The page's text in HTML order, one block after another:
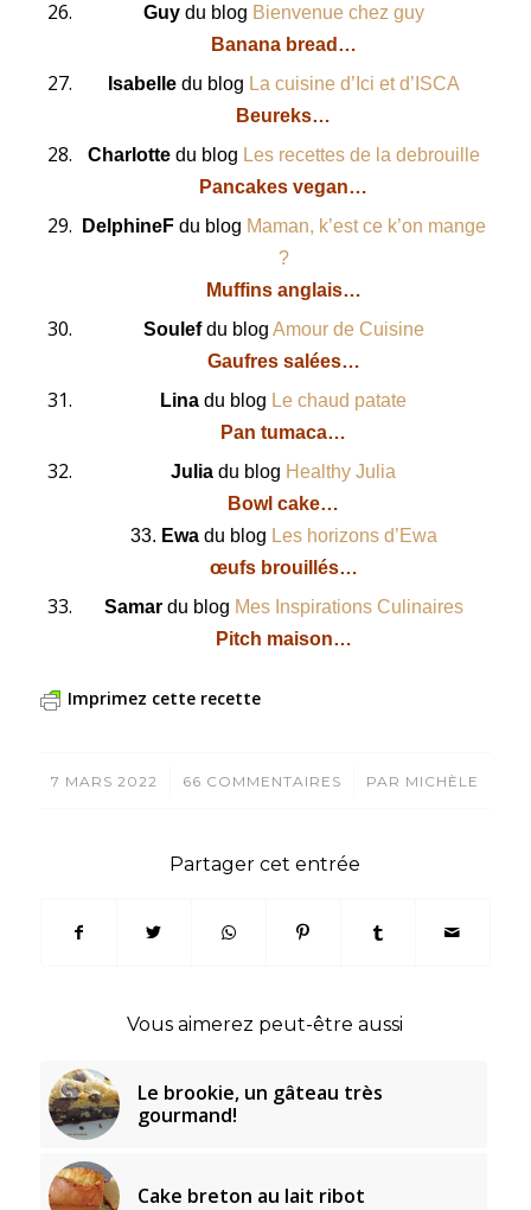
Guydu blog Bienvenue chez guy
Banana bread…
Isabelledu blog La cuisine d’Ici et d’ISCA
Beureks…
Charlottedu blog Les recettes de la debrouille
Pancakes vegan…
DelphineFdu blog Maman, k’est ce k’on mange
?
Muffins anglais…
Soulefdu blog Amour de Cuisine
Gaufres salées…
Lina du blog Le chaud patate
Pan tumaca…
Julia du blog Healthy Julia
Bowl cake…
33. Ewadu blog Les horizons d’Ewa
œufs brouillés…
Samardu blog Mes Inspirations Culinaires
Pitch maison…
Imprimez cette recette
7 MARS 2022
/ 66 COMMENTAIRES
/ PAR MICHÈLE
Partager cet entrée
Vous aimerez peut-être aussi
Le brookie, un gâteau très
gourmand!
Cake breton au lait ribot